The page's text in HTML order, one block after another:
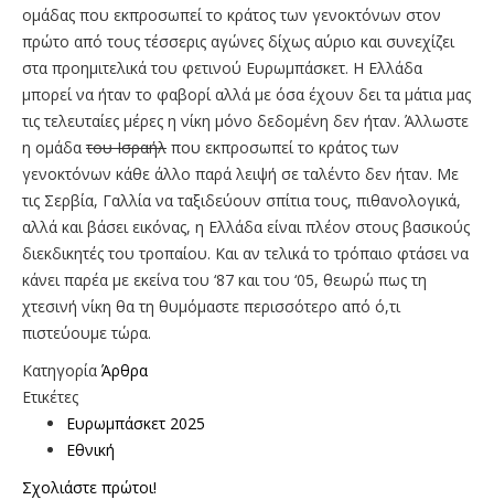
ομάδας που εκπροσωπεί το κράτος των γενοκτόνων στον
πρώτο από τους τέσσερις αγώνες δίχως αύριο και συνεχίζει
στα προημιτελικά του φετινού Ευρωμπάσκετ. Η Ελλάδα
μπορεί να ήταν το φαβορί αλλά με όσα έχουν δει τα μάτια μας
τις τελευταίες μέρες η νίκη μόνο δεδομένη δεν ήταν. Άλλωστε
η ομάδα του Ισραήλ που εκπροσωπεί το κράτος των
γενοκτόνων κάθε άλλο παρά λειψή σε ταλέντο δεν ήταν. Με
τις Σερβία, Γαλλία να ταξιδεύουν σπίτια τους, πιθανολογικά,
αλλά και βάσει εικόνας, η Ελλάδα είναι πλέον στους βασικούς
διεκδικητές του τροπαίου. Και αν τελικά το τρόπαιο φτάσει να
κάνει παρέα με εκείνα του ‘87 και του ‘05, θεωρώ πως τη
χτεσινή νίκη θα τη θυμόμαστε περισσότερο από ό,τι
πιστεύουμε τώρα.
Κατηγορία Άρθρα
Ετικέτες
Ευρωμπάσκετ 2025
Εθνική
Σχολιάστε πρώτοι!